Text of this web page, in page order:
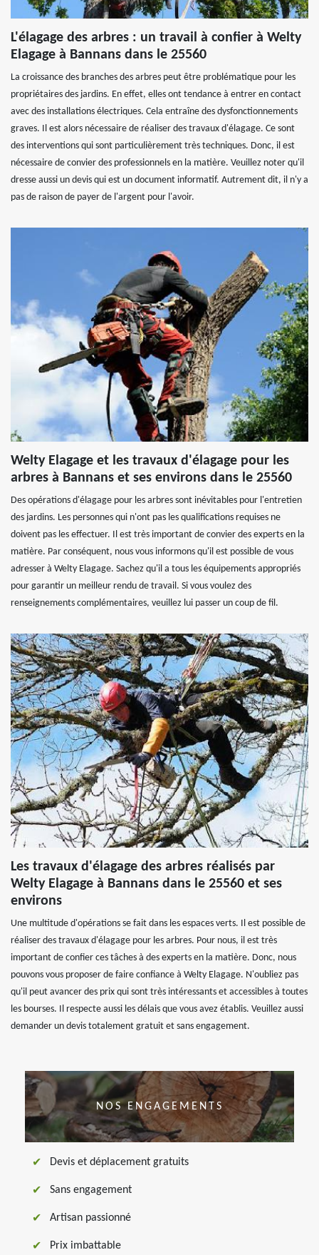
L'élagage des arbres : un travail à confier à Welty
Elagage à Bannans dans le 25560
La croissance des branches des arbres peut être problématique pour les
propriétaires des jardins. En effet, elles ont tendance à entrer en contact
avec des installations électriques. Cela entraîne des dysfonctionnements
graves. Il est alors nécessaire de réaliser des travaux d'élagage. Ce sont
des interventions qui sont particulièrement très techniques. Donc, il est
nécessaire de convier des professionnels en la matière. Veuillez noter qu'il
dresse aussi un devis qui est un document informatif. Autrement dit, il n'y a
pas de raison de payer de l'argent pour l'avoir.
Welty Elagage et les travaux d'élagage pour les
arbres à Bannans et ses environs dans le 25560
Des opérations d'élagage pour les arbres sont inévitables pour l'entretien
des jardins. Les personnes qui n'ont pas les qualifications requises ne
doivent pas les effectuer. Il est très important de convier des experts en la
matière. Par conséquent, nous vous informons qu'il est possible de vous
adresser à Welty Elagage. Sachez qu'il a tous les équipements appropriés
pour garantir un meilleur rendu de travail. Si vous voulez des
renseignements complémentaires, veuillez lui passer un coup de fil.
Les travaux d'élagage des arbres réalisés par
Welty Elagage à Bannans dans le 25560 et ses
environs
Une multitude d'opérations se fait dans les espaces verts. Il est possible de
réaliser des travaux d'élagage pour les arbres. Pour nous, il est très
important de confier ces tâches à des experts en la matière. Donc, nous
pouvons vous proposer de faire confiance à Welty Elagage. N'oubliez pas
qu'il peut avancer des prix qui sont très intéressants et accessibles à toutes
les bourses. Il respecte aussi les délais que vous avez établis. Veuillez aussi
demander un devis totalement gratuit et sans engagement.
NOS ENGAGEMENTS
Devis et déplacement gratuits
Sans engagement
Artisan passionné
Prix imbattable